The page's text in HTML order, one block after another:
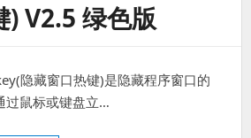
) V2.5 绿色版
隐藏窗口热键)是隐藏程序窗口的
过鼠标或键盘立…